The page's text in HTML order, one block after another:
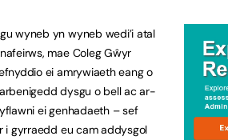
wyneb yn wyneb wedi’i atal
mae Coleg Gŵyr
ei amrywiaeth eang o
dysgu o bell ac ar-
ei genhadaeth – sef
i gyrraedd eu cam addysgol